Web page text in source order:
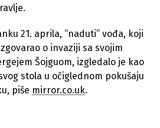
21. aprila, “naduti” vođa, koji
o invaziji sa svojim
Šojguom, izgledalo je kao
stola u očiglednom pokušaju
piše mirror.co.uk.